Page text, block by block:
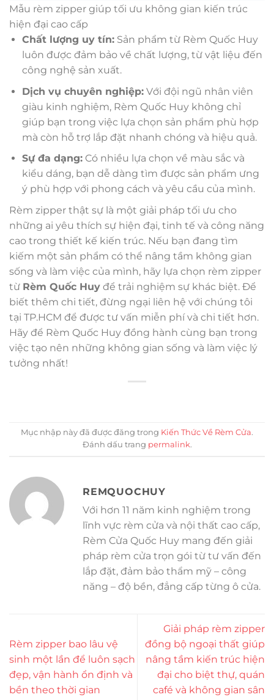
Mẫu rèm zipper giúp tối ưu không gian kiến trúc
hiện đại cao cấp
Chất lượng uy tín:Sản phẩm từ Rèm Quốc Huy
luôn được đảm bảo về chất lượng, từ vật liệu đến
công nghệ sản xuất.
Dịch vụ chuyên nghiệp:Với đội ngũ nhân viên
giàu kinh nghiệm, Rèm Quốc Huy không chỉ
giúp bạn trong việc lựa chọn sản phẩm phù hợp
mà còn hỗ trợ lắp đặt nhanh chóng và hiệu quả.
Sự đa dạng:Có nhiều lựa chọn về màu sắc và
kiểu dáng, bạn dễ dàng tìm được sản phẩm ưng
ý phù hợp với phong cách và yêu cầu của mình.
Rèm zipper thật sự là một giải pháp tối ưu cho
những ai yêu thích sự hiện đại, tinh tế và công năng
cao trong thiết kế kiến trúc. Nếu bạn đang tìm
kiếm một sản phẩm có thể nâng tầm không gian
sống và làm việc của mình, hãy lựa chọn rèm zipper
từ Rèm Quốc Huy để trải nghiệm sự khác biệt. Để
biết thêm chi tiết, đừng ngại liên hệ với chúng tôi
tại TP.HCM để được tư vấn miễn phí và chi tiết hơn.
Hãy để Rèm Quốc Huy đồng hành cùng bạn trong
việc tạo nên những không gian sống và làm việc lý
tưởng nhất!
Mục nhập này đã được đăng trong Kiến Thức Về Rèm Cửa.
Đánh dấu trang permalink.
REMQUOCHUY
Với hơn 11 năm kinh nghiệm trong
lĩnh vực rèm cửa và nội thất cao cấp,
Rèm Cửa Quốc Huy mang đến giải
pháp rèm cửa trọn gói từ tư vấn đến
lắp đặt, đảm bảo thẩm mỹ – công
năng – độ bền, đẳng cấp từng ô cửa.
Rèm zipper bao lâu vệ
sinh một lần để luôn sạch
đẹp, vận hành ổn định và
bền theo thời gian
Giải pháp rèm zipper
đồng bộ ngoại thất giúp
nâng tầm kiến trúc hiện
đại cho biệt thự, quán
café và không gian sân